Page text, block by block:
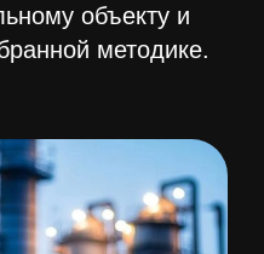
объекту и
методике.